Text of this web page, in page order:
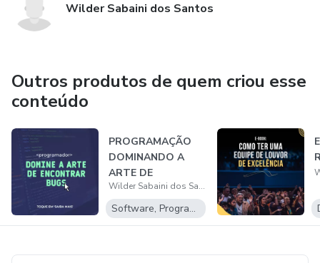
Wilder Sabaini dos Santos
Outros produtos de quem criou esse
conteúdo
PROGRAMAÇÃO
DOMINANDO A
ARTE DE
ENCONTRAR BUGS
Wilder Sabaini dos Santos
Software, Programas para baixar